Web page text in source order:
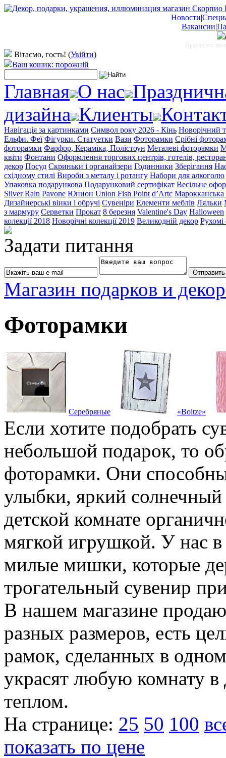
Новости|
Вакансии|
Працюємо: пн-
Вітаємо, гость! (Увійти)
Ваш кошик: порожній
Главная О нас
дизайна Клиенты
Навігація за картинками Символ року 2026 - Кінь Новорічний
Ельфи. Феї Фігурки. Статуетки Вази Фоторамки Срібні
фоторамки Фарфор, Кераміка, Полістоун Металеві фоторамки
квіти Фонтани Оформлення торгових центрів, готелів,
декор Посуд Скриньки і органайзери Годинники Зберігання
східному стилі Вироби з металу і ротангу Набори для алкоголю
Упаковка подарункова Подарунковий сертифікат Весільне
Silver Rain Pavone Юнион Union Fish Point d’Artc Марокканська
Дизайнерські вінки і обручі Сувеніри Елементи меблів Ляльки
з мармуру Серветки Прокат 8 березня Valentine's Day Halloween
колекції 2018 Новорічні колекції 2019 Великодній декор Рухомі
Задати питання
Магазин подарков и
Фоторамки
Серебряные «Boltze»
Если хотите подобрать
небольшой подарок, то
фоторамки. Они
улыбки, яркий
детской комнате
мягкой игрушкой. У нас в
милые мишки, которые
трогательный сувенир
В нашем магазине
разных размеров, есть
рамок, сделанных в
украсят любую комнату
теплом.
На странице: 25 50 100
показать по цене